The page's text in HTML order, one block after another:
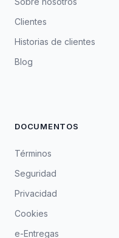
Clientes
Historias de clientes
Blog
DOCUMENTOS
Términos
Seguridad
Privacidad
Cookies
e-Entregas